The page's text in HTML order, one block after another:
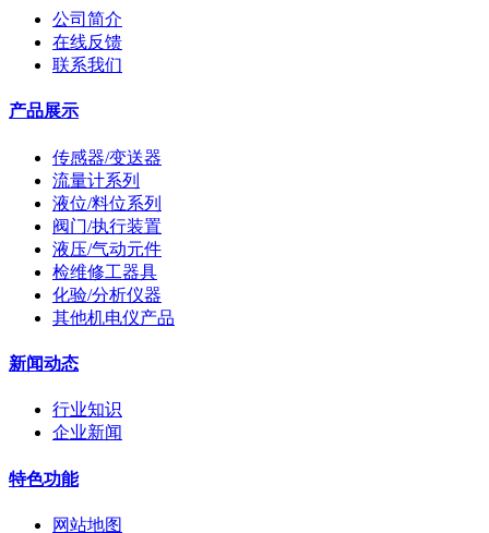
公司简介
在线反馈
联系我们
产品展示
传感器/变送器
流量计系列
液位/料位系列
阀门/执行装置
液压/气动元件
检维修工器具
化验/分析仪器
其他机电仪产品
新闻动态
行业知识
企业新闻
特色功能
网站地图